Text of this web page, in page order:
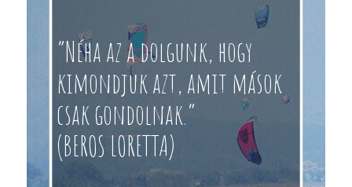
“Néha az a dolgunk, hogy
kimondjuk azt, amit mások
csak gondolnak.”
(BEROS LORETTA)